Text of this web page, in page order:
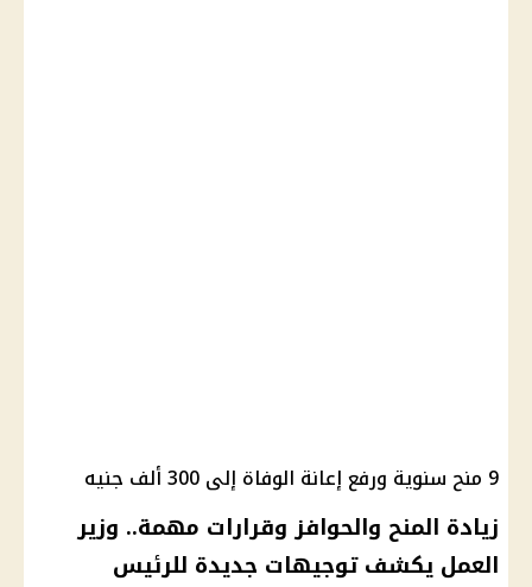
9 منح سنوية ورفع إعانة الوفاة إلى 300 ألف جنيه
زيادة المنح والحوافز وقرارات مهمة.. وزير
العمل يكشف توجيهات جديدة للرئيس